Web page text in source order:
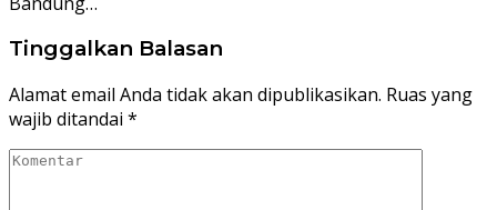
Tinggalkan Balasan
Alamat email Anda tidak akan dipublikasikan. Ruas yang
wajib ditandai *